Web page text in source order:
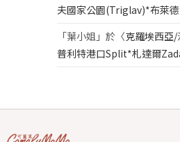
夫國家公園(Triglav)*布萊
「葉小姐 」於〈克羅埃西亞
普利特港口Split*札達爾